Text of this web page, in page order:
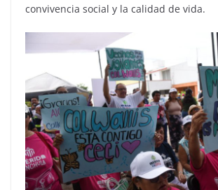
convivencia social y la calidad de vida.